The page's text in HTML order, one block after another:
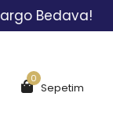
Sepetim
0